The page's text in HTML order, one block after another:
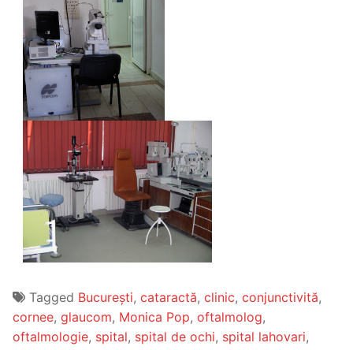
Tagged București, cataractă, clinic, conjunctivită,
cornee, glaucom, Monica Pop, oftalmolog,
oftalmologie, spital, spital de ochi, spital lahovari,